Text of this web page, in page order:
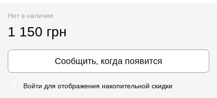
Нет в наличии
1 150 грн
Сообщить, когда появится
Войти для отображения накопительной скидки